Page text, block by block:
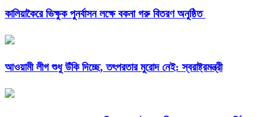
কালিয়াকৈরে ভিক্ষুক পুনর্বাসন লক্ষে বকনা গরু বিতরণ অনুষ্ঠিত
আওয়ামী লীগ শুধু উঁকি দিচ্ছে, তৎপরতার মুরোদ নেই: স্বরাষ্ট্রমন্ত্রী